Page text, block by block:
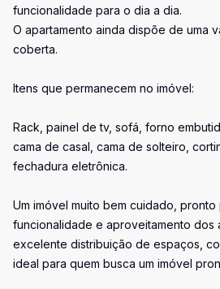
funcionalidade para o dia a dia.
O apartamento ainda dispõe de uma
coberta.
Itens que permanecem no imóvel:
Rack, painel de tv, sofá, forno
cama de casal, cama de solteiro,
fechadura eletrônica.
Um imóvel muito bem cuidado, pronto
funcionalidade e aproveitamento dos
excelente distribuição de espaços,
ideal para quem busca um imóvel